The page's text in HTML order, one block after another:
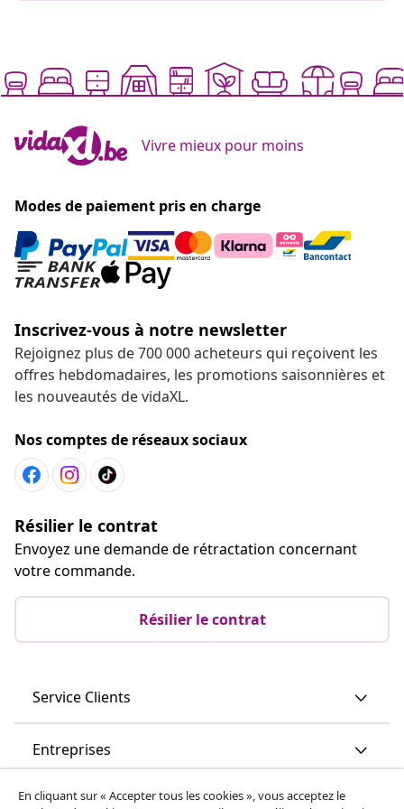
Vivre mieux pour moins
Modes de paiement pris en charge
Inscrivez-vous à notre newsletter
Rejoignez plus de 700 000 acheteurs qui reçoivent les
offres hebdomadaires, les promotions saisonnières et
les nouveautés de vidaXL.
Nos comptes de réseaux sociaux
Résilier le contrat
Envoyez une demande de rétractation concernant
votre commande.
Résilier le contrat
Service Clients
Entreprises
vidaXL
En cliquant sur « Accepter tous les cookies », vous acceptez le